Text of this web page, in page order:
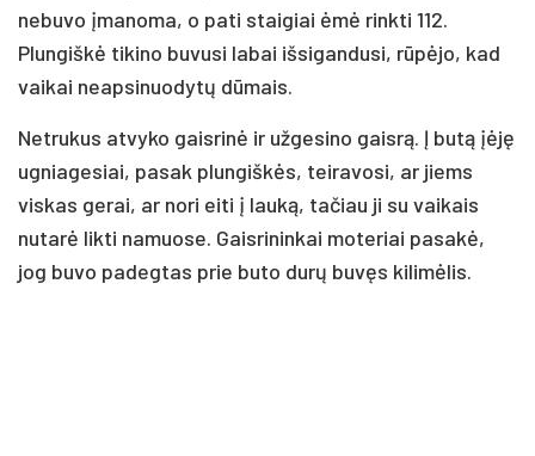
nebuvo įmanoma, o pati staigiai ėmė rinkti 112.
Plungiškė tikino buvusi labai išsigandusi, rūpėjo, kad
vaikai neapsinuodytų dūmais.
Netrukus atvyko gaisrinė ir užgesino gaisrą. Į butą įėję
ugniagesiai, pasak plungiškės, teiravosi, ar jiems
viskas gerai, ar nori eiti į lauką, tačiau ji su vaikais
nutarė likti namuose. Gaisrininkai moteriai pasakė,
jog buvo padegtas prie buto durų buvęs kilimėlis.